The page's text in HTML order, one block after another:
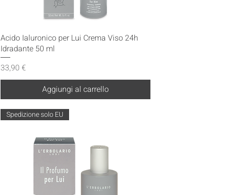
Vista rapida
Acido Ialuronico per Lui Crema Viso 24h
Idradante 50 ml
Prezzo
33,90 €
Aggiungi al carrello
Spedizione solo EU